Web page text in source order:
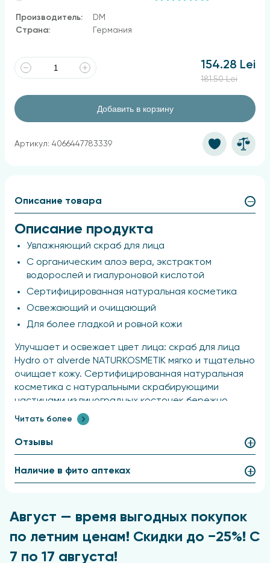
Производитель:
DM
Страна:
Германия
154.28 Lei
181.50 Lei
Добавить в корзину
Артикул: 4066447783339
Описание товара
Описание продукта
Увлажняющий скраб для лица
С органическим алоэ вера, экстрактом
водорослей и гиалуроновой кислотой
Сертифицированная натуральная косметика
Освежающий и очищающий
Для более гладкой и ровной кожи
Улучшает и освежает цвет лица: скраб для лица
Hydro от alverde NATURKOSMETIK мягко и тщательно
очищает кожу. Сертифицированная натуральная
косметика с натуральными скрабирующими
частицами из виноградных косточек бережно
удаляет омертвевшие клетки кожи и частицы
загрязнений. Комплекс из органического алоэ вера,
экстракта морских водорослей, богатого
минералами, и гиалуроновой кислоты
обеспечивает увлажнение. Рельеф кожи выглядит
очищенным, а цвет лица — освежённым. Идеальное
Читать более
Отзывы
Наличие в фито аптеках
Август — время выгодных покупок
по летним ценам! Скидки до −25%! С
7 по 17 августа!